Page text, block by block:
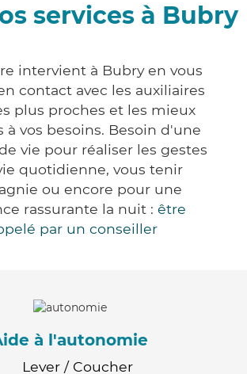
services à Bubry
intervient à Bubry en vous
contact avec les auxiliaires
plus proches et les mieux
à vos besoins. Besoin d'une
vie pour réaliser les gestes
quotidienne, vous tenir
ou encore pour une
rassurante la nuit : être
par un conseiller
à l'autonomie
Lever / Coucher